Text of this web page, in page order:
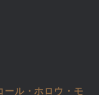
ール・ホロウ・モ